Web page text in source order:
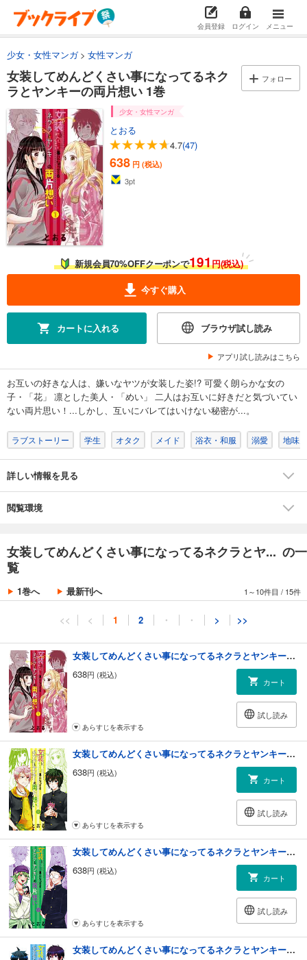
会員登録 ログイン メニュー
少女・女性マンガ 女性マンガ
女装してめんどくさい事になってるネク
ラとヤンキーの両片想い 1巻
フォロー
少女・女性マンガ
とおる
4.7(47)
638 円 (税込)
3pt
新規会員70%OFFクーポンで191円(税込)
今すぐ購入
カートに入れる ブラウザ試し読み
アプリ試し読みはこちら
お互いの好きな人は、嫌いなヤツが女装した姿!? 可愛く朗らかな女の
子・「花」 凛とした美人・「めい」 二人はお互いに好きだと気づいてい
ない両片思い！...しかし、互いにバレてはいけない秘密が...。
ラブストーリー 学生 オタク メイド 浴衣・和服 溺愛 地味
詳しい情報を見る
閲覧環境
女装してめんどくさい事になってるネクラとヤ... の一
覧
1巻へ 最新刊へ 1～10件目 / 15件
<< < 1 2 ・ ・ > >>
女装してめんどくさい事になってるネクラとヤンキーの両片想い 1巻
638円 (税込)
カート
試し読み
あらすじを表示する
女装してめんどくさい事になってるネクラとヤンキーの両片想い 2巻
638円 (税込)
カート
試し読み
あらすじを表示する
女装してめんどくさい事になってるネクラとヤンキーの両片想い 3巻
638円 (税込)
カート
試し読み
あらすじを表示する
女装してめんどくさい事になってるネクラとヤンキーの両片想い 4巻